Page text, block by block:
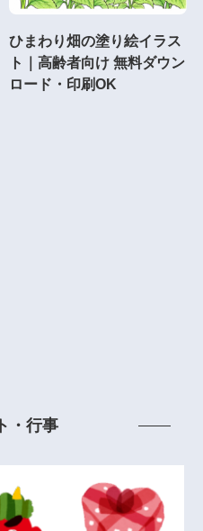
ひまわり畑の塗り絵イラス
ト｜高齢者向け 無料ダウン
ロード・印刷OK
・行事